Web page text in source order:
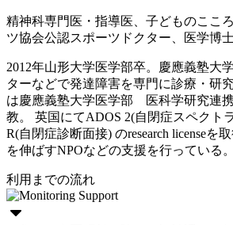
精神科専門医・指導医、子どものここ
ツ協会公認スポーツドクター、医学博士
2012年山形大学医学部卒。慶應義塾大
ターなどで発達障害を専門に診療・研
は慶應義塾大学医学部 医科学研究連
教。 英国にてADOS 2(自閉症スペクト
R(自閉症診断面接) のresearch licenseを
を伸ばすNPOなどの支援を行っている。
利用までの流れ